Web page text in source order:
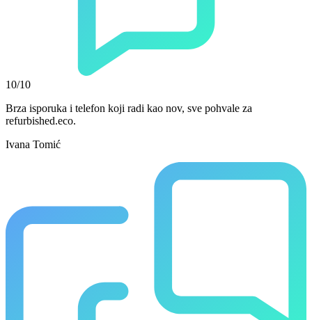
10/10
Brza isporuka i telefon koji radi kao nov, sve pohvale za
refurbished.eco.
Ivana Tomić